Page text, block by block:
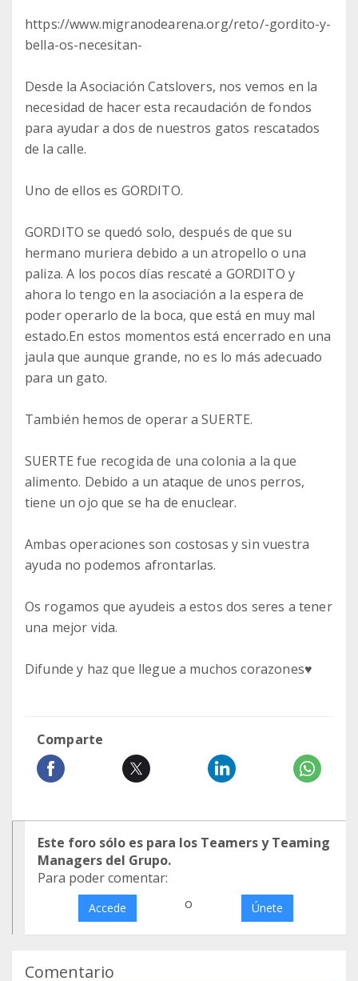
https://www.migranodearena.org/reto/-gordito-y-
bella-os-necesitan-
Desde la Asociación Catslovers, nos vemos en la
necesidad de hacer esta recaudación de fondos
para ayudar a dos de nuestros gatos rescatados
de la calle.
Uno de ellos es GORDITO.
GORDITO se quedó solo, después de que su
hermano muriera debido a un atropello o una
paliza. A los pocos días rescaté a GORDITO y
ahora lo tengo en la asociación a la espera de
poder operarlo de la boca, que está en muy mal
estado.En estos momentos está encerrado en una
jaula que aunque grande, no es lo más adecuado
para un gato.
También hemos de operar a SUERTE.
SUERTE fue recogida de una colonia a la que
alimento. Debido a un ataque de unos perros,
tiene un ojo que se ha de enuclear.
Ambas operaciones son costosas y sin vuestra
ayuda no podemos afrontarlas.
Os rogamos que ayudeis a estos dos seres a tener
una mejor vida.
Difunde y haz que llegue a muchos corazones♥️
Comparte
Este foro sólo es para los Teamers y Teaming
Managers del Grupo.
Para poder comentar:
Accede o Únete
Comentario